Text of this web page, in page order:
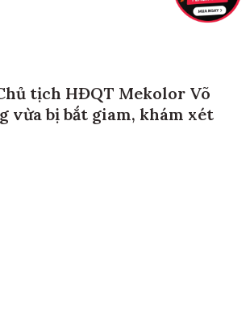
tịch HĐQT Mekolor Võ
vừa bị bắt giam, khám xét